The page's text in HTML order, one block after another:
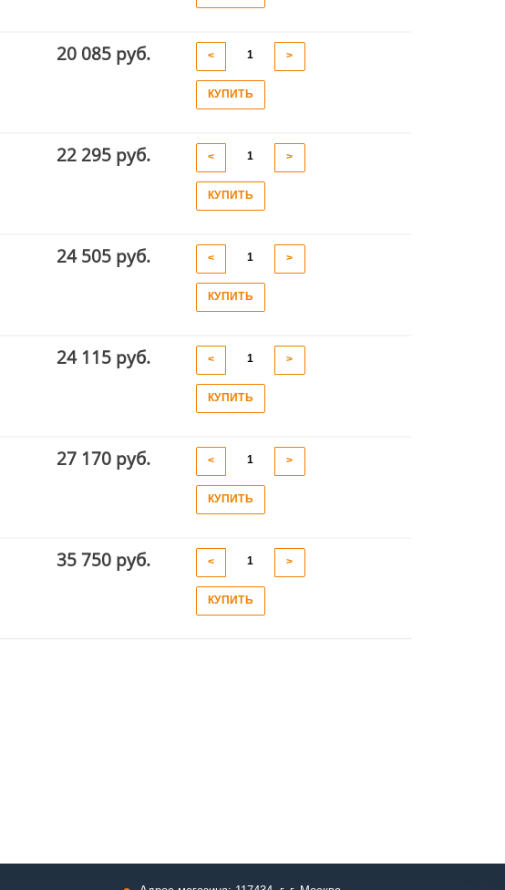
20 085 руб. < >
КУПИТЬ
22 295 руб. < >
КУПИТЬ
24 505 руб. < >
КУПИТЬ
24 115 руб. < >
КУПИТЬ
27 170 руб. < >
КУПИТЬ
35 750 руб. < >
КУПИТЬ